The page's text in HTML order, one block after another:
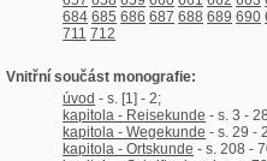
kapitola - Ortskunde- s. 208 - 701;
kapitola - Schriftenkunde
kapitola - Verbesserungen